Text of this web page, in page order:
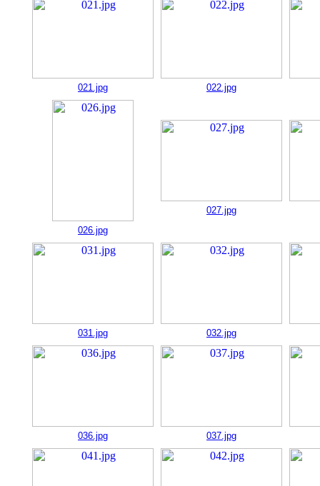
021.jpg 022.jpg
026.jpg
027.jpg
031.jpg 032.jpg
036.jpg 037.jpg